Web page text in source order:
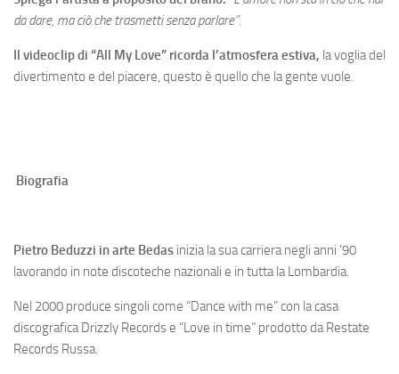
da dare, ma ciò che trasmetti senza parlare”.
Il videoclip di “All My Love” ricorda l’atmosfera estiva, la voglia del
divertimento e del piacere, questo è quello che la gente vuole.
Biografia
Pietro Beduzzi in arte Bedas inizia la sua carriera negli anni ’90
lavorando in note discoteche nazionali e in tutta la Lombardia.
Nel 2000 produce singoli come “Dance with me” con la casa
discografica Drizzly Records e “Love in time” prodotto da Restate
Records Russa.